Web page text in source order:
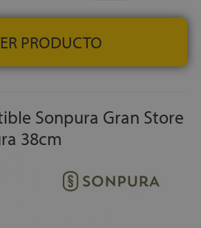
Retirada del antiguo canapé o
PRODUCTO
Sonpura Gran Store
38cm